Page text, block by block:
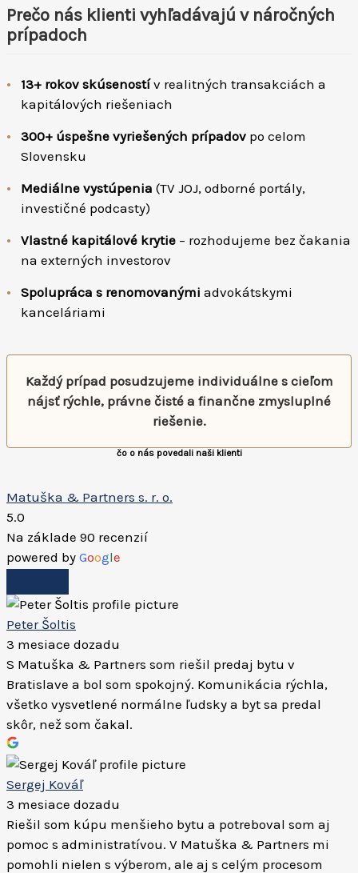
Prečo nás klienti vyhľadávajú v náročných
prípadoch
• 13+ rokov skúsenostív realitných transakciách a
kapitálových riešeniach
• 300+ úspešne vyriešených prípadov po celom
Slovensku
• Mediálne vystúpenia (TV JOJ, odborné portály,
investičné podcasty)
• Vlastné kapitálové krytie – rozhodujeme bez čakania
na externých investorov
• Spolupráca s renomovanými advokátskymi
kanceláriami
Každý prípad posudzujeme individuálne s cieľom
nájsť rýchle, právne čisté a finančne zmysluplné
riešenie.
čo o nás povedali naši klienti
Matuška & Partners s. r. o.
5.0
Na základe 90 recenzií
powered by Google
Peter Šoltis
3 mesiace dozadu
S Matuška & Partners som riešil predaj bytu v
Bratislave a bol som spokojný. Komunikácia rýchla,
všetko vysvetlené normálne ľudsky a byt sa predal
skôr, než som čakal.
Sergej Kováľ
3 mesiace dozadu
Riešil som kúpu menšieho bytu a potreboval som aj
pomoc s administratívou. V Matuška & Partners mi
pomohli nielen s výberom, ale aj s celým procesom